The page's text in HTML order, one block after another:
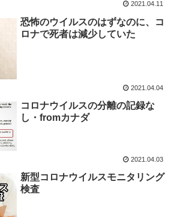
2021.04.11
恐怖のウイルスのはずなのに、コ
ロナで死者は減少していた
2021.04.04
コロナウイルスの分離の記録な
し・fromカナダ
2021.04.03
新型コロナウイルスモニタリング
検査